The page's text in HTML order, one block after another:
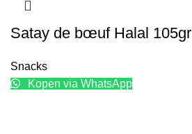
Satay de bœuf Halal 105gr
Snacks
Kopen via WhatsApp